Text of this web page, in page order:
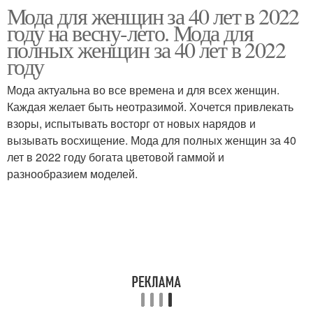
Года для женщин 40-летний женщина
Летние женщины Зима для женщин
Мода для невысоких
женщин
Мода для женщин за 40 лет в 2022
году на весну-лето. Мода для
полных женщин за 40 лет в 2022
году
Мода актуальна во все времена и для всех женщин.
Каждая желает быть неотразимой. Хочется привлекать
взоры, испытывать восторг от новых нарядов и
вызывать восхищение. Мода для полных женщин за 40
лет в 2022 году богата цветовой гаммой и
разнообразием моделей.